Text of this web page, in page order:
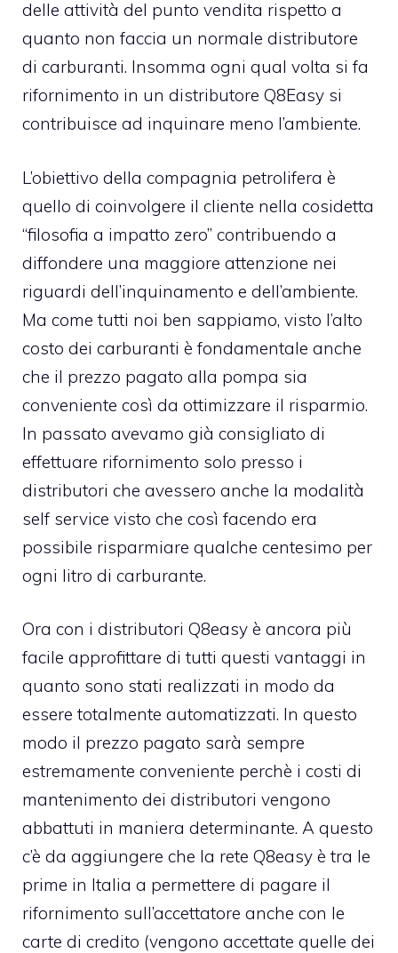
delle attività del punto vendita rispetto a
quanto non faccia un normale distributore
di carburanti. Insomma ogni qual volta si fa
rifornimento in un distributore Q8Easy si
contribuisce ad inquinare meno l’ambiente.
L’obiettivo della compagnia petrolifera è
quello di coinvolgere il cliente nella cosidetta
“filosofia a impatto zero” contribuendo a
diffondere una maggiore attenzione nei
riguardi dell’inquinamento e dell’ambiente.
Ma come tutti noi ben sappiamo, visto l’alto
costo dei carburanti è fondamentale anche
che il prezzo pagato alla pompa sia
conveniente così da ottimizzare il risparmio.
In passato avevamo già consigliato di
effettuare rifornimento solo presso i
distributori che avessero anche la modalità
self service visto che così facendo era
possibile risparmiare qualche centesimo per
ogni litro di carburante.
Ora con i distributori Q8easy è ancora più
facile approfittare di tutti questi vantaggi in
quanto sono stati realizzati in modo da
essere totalmente automatizzati. In questo
modo il prezzo pagato sarà sempre
estremamente conveniente perchè i costi di
mantenimento dei distributori vengono
abbattuti in maniera determinante. A questo
c’è da aggiungere che la rete Q8easy è tra le
prime in Italia a permettere di pagare il
rifornimento sull’accettatore anche con le
carte di credito (vengono accettate quelle dei